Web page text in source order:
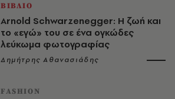
ΒΙΒΛΙΟ
Arnold Schwarzenegger: Η ζωή και
το «εγώ» του σε ένα ογκώδες
λεύκωμα φωτογραφίας
Δημήτρης Αθανασιάδης
FASHION